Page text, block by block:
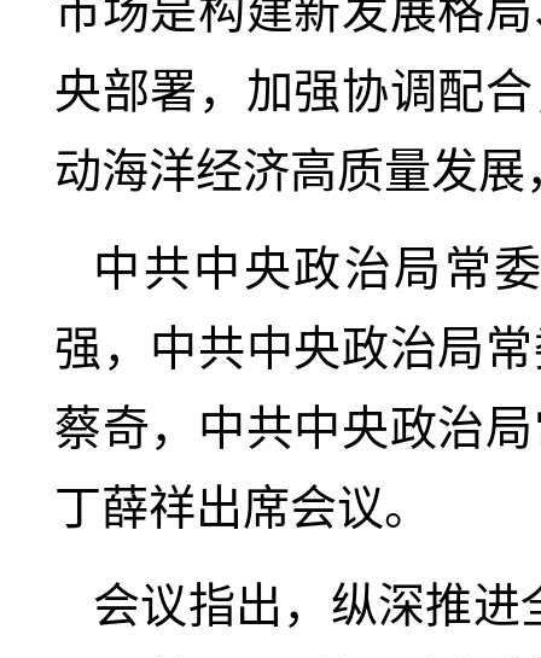
市场是构建新发展格
央部署，加强协调配
动海洋经济高质量发
中共中央政治局常
强，中共中央政治局
蔡奇，中共中央政治
丁薛祥出席会议。
会议指出，纵深推进